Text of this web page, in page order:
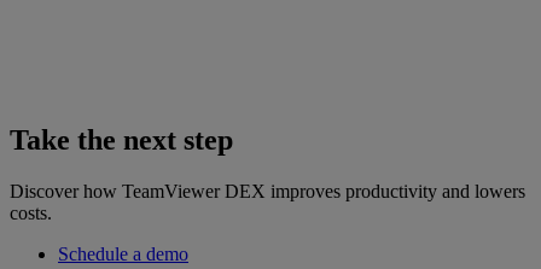
Take the next step
Discover how TeamViewer DEX improves productivity and lowers
costs.
Schedule a demo